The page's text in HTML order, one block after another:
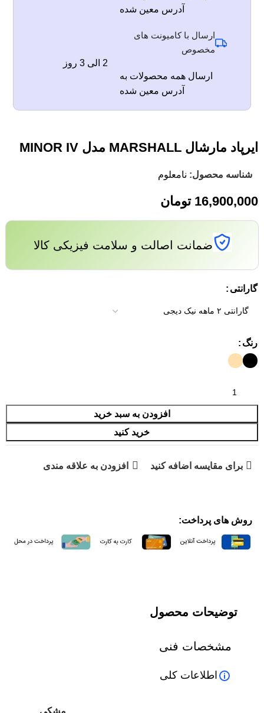
آدرس معین شده
ارسال با کامیونت های
مخصوص
ارسال همه محصولات به
آدرس معین شده
2 الی 3 روز
ایرپاد مارشال MARSHALL مدل MINOR IV
شناسه محصول: نامعلوم
تومان
ضمانت اصالت و سلامت فیزیکی کالا
گارانتی
رنگ
افزودن به سبد خرید
خرید کنید
برای مقایسه اضافه کنید افزودن به علاقه مندی
روش های پرداخت:
مشخصات فنی
اطلاعات کلی
مشکی
توضیحات محصول